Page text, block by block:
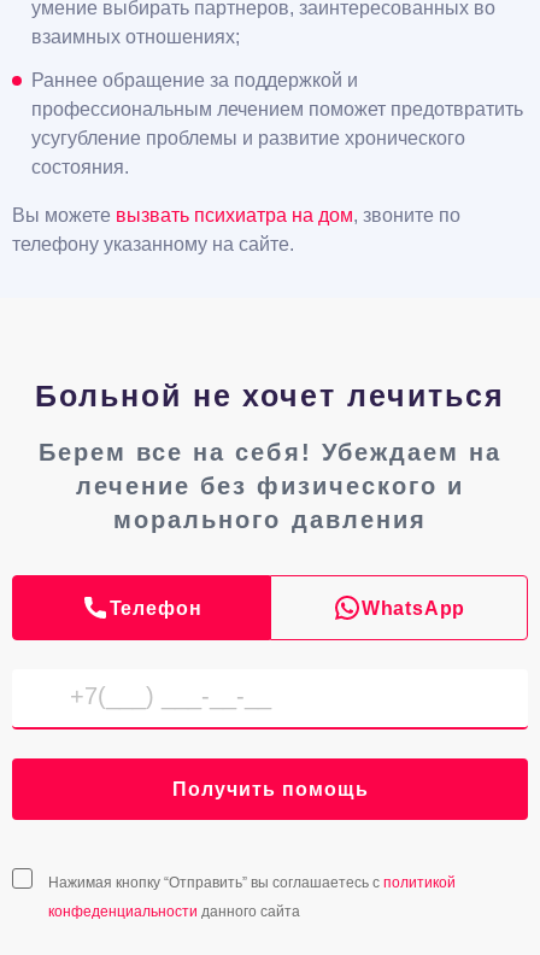
умение выбирать партнеров, заинтересованных во
взаимных отношениях;
Раннее обращение за поддержкой и
профессиональным лечением поможет предотвратить
усугубление проблемы и развитие хронического
состояния.
Вы можете вызвать психиатра на дом, звоните по
телефону указанному на сайте.
Больной не хочет лечиться
Берем все на себя! Убеждаем на
лечение без физического и
морального давления
Телефон WhatsApp
Получить помощь
Нажимая кнопку “Отправить” вы соглашаетесь с политикой
конфеденциальности данного сайта